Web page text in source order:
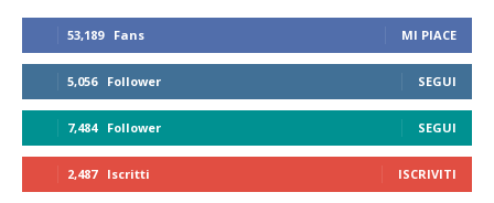
53,189 Fans MI PIACE
5,056 Follower SEGUI
7,484 Follower SEGUI
2,487 Iscritti ISCRIVITI